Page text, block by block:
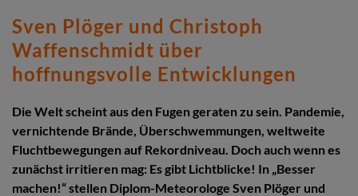
Sven Plöger und Christoph
Waffenschmidt über
hoffnungsvolle Entwicklungen
Die Welt scheint aus den Fugen geraten zu sein. Pandemie,
vernichtende Brände, Überschwemmungen, weltweite
Fluchtbewegungen auf Rekordniveau. Doch auch wenn es
zunächst irritieren mag: Es gibt Lichtblicke! In „Besser
machen!“ stellen Diplom-Meteorologe Sven Plöger und